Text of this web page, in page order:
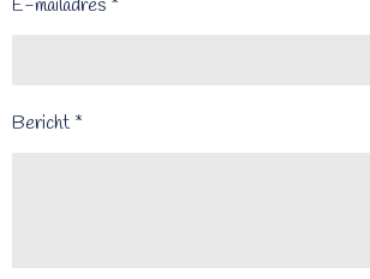
E-mailadres *
Bericht *